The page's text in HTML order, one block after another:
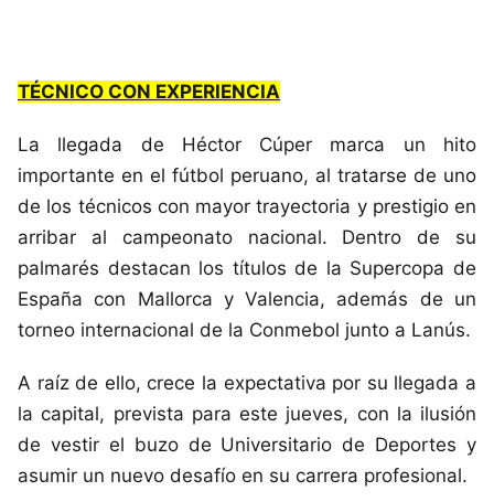
TÉCNICO CON EXPERIENCIA
La llegada de Héctor Cúper marca un hito
importante en el fútbol peruano, al tratarse de uno
de los técnicos con mayor trayectoria y prestigio en
arribar al campeonato nacional. Dentro de su
palmarés destacan los títulos de la Supercopa de
España con Mallorca y Valencia, además de un
torneo internacional de la Conmebol junto a Lanús.
A raíz de ello, crece la expectativa por su llegada a
la capital, prevista para este jueves, con la ilusión
de vestir el buzo de Universitario de Deportes y
asumir un nuevo desafío en su carrera profesional.